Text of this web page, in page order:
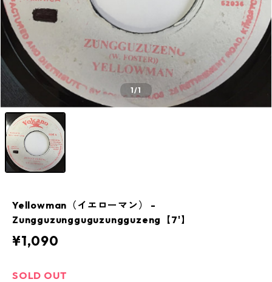
1/1
Yellowman（イエローマン） -
Zungguzungguguzungguzeng【7'】
¥1,090
SOLD OUT